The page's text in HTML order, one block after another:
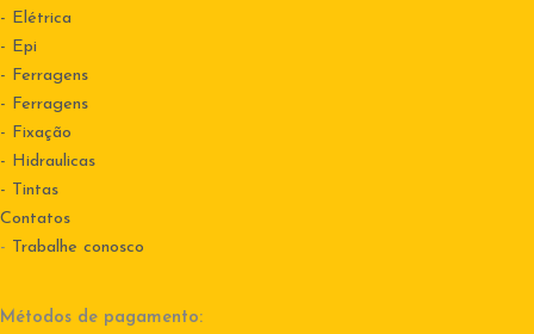
- Elétrica
- Epi
- Ferragens
- Ferragens
- Fixação
- Hidraulicas
- Tintas
Contatos
- Trabalhe conosco
Métodos de pagamento: